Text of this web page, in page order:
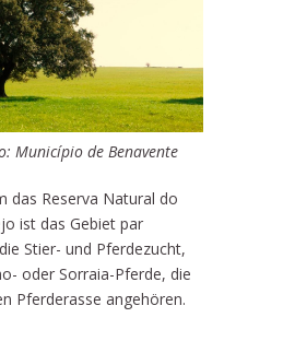
Município de Benavente
das Reserva Natural do
ist das Gebiet par
Stier- und Pferdezucht,
oder Sorraia-Pferde, die
Pferderasse angehören.